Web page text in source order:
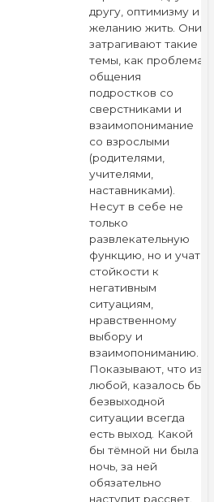
другу, оптимизму и
желанию жить. Они
затрагивают такие
темы, как проблема
общения
подростков со
сверстниками и
взаимопонимание
со взрослыми
(родителями,
учителями,
наставниками).
Несут в себе не
только
развлекательную
функцию, но и учат
стойкости к
негативным
ситуациям,
нравственному
выбору и
взаимопониманию.
Показывают, что из
любой, казалось бы,
безвыходной
ситуации всегда
есть выход. Какой
бы тёмной ни была
ночь, за ней
обязательно
наступит рассвет.